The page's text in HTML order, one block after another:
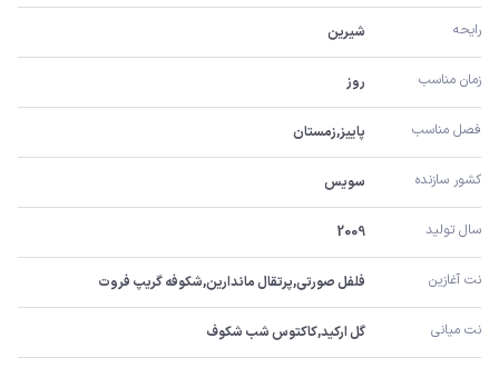
رایحه شیرین
زمان مناسب روز
فصل مناسب پاییز,زمستان
کشور سازنده سویس
سال تولید 2009
نت آغازین فلفل صورتی,پرتقال ماندارین,شکوفه گریپ فروت
نت میانی گل ارکید,کاکتوس شب شکوف